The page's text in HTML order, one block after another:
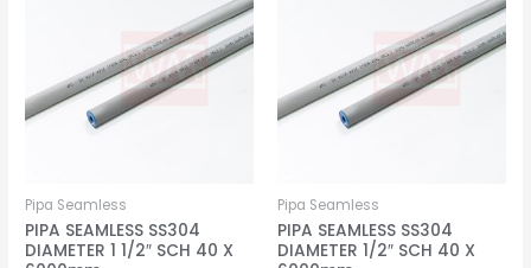
Pipa Seamless
PIPA SEAMLESS SS304
DIAMETER 1 1/2″ SCH 40 X
Pipa Seamless
PIPA SEAMLESS SS304
DIAMETER 1/2″ SCH 40 X